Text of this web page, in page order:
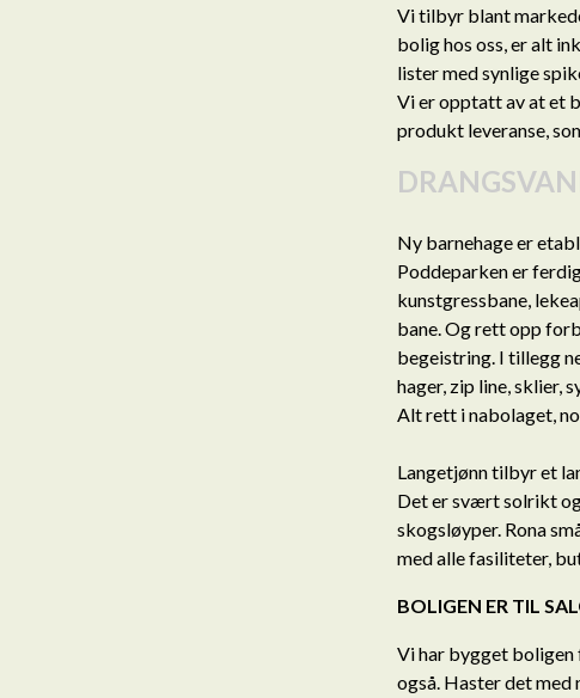
Vi tilbyr blant
bolig hos oss, er alt
lister med synlige
Vi er opptatt av at et
produkt leveranse,
Ny barnehage er
Poddeparken er
kunstgressbane,
bane. Og rett opp
begeistring. I tillegg
hager, zip line, sklier,
Alt rett i nabolaget,
Langetjønn tilbyr et
Det er svært solrikt
skogsløyper. Rona
med alle fasiliteter,
BOLIGEN ER TIL
Vi har bygget boligen
også. Haster det med